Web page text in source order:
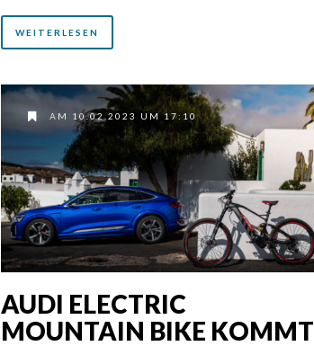
WEITERLESEN
AM 10.02.2023 UM 17:10
AUDI ELECTRIC
MOUNTAIN BIKE KOMMT